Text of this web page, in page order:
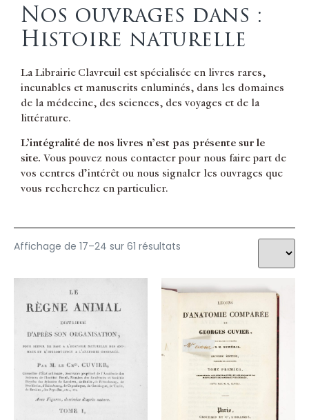
PECQUET
PUCHERAN
QUATREFAGES DE BREAU Armand de
ROSA Vincenzo
SAGE Balthazar-Georges
SEVERINO Marco Aurelio
SPALLANZANI Lazzaro
TREMBLEY Abraham
YOUNG Arthur
Hydraulique
Illustrations XIXe siècle
Italie
Jardins
Métallurgie
Minéralogie
Optique
Ornithologie
Perse
Philosophie
PMM
Poissons & cétacés
Tératologie
Voyages
Vulcanologie
Zoologie
Zoologie générale
Nos ouvrages dans :
Histoire naturelle
La Librairie Clavreuil est spécialisée en livres rares,
incunables et manuscrits enluminés, dans les domaines
de la médecine, des sciences, des voyages et de la
littérature.
L’intégralité de nos livres n’est pas présente sur le
site. Vous pouvez nous contacter pour nous faire part de
vos centres d’intérêt ou nous signaler les ouvrages que
vous recherchez en particulier.
Affichage de 17–24 sur 61 résultats